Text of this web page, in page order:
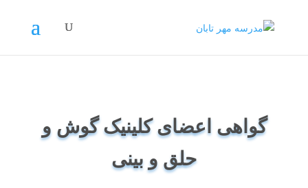
گواهی اعضای کلینیک گوش و
حلق و بینی